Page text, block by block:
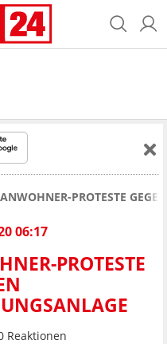
PROTESTE
06:17
PROTESTE
Reaktionen